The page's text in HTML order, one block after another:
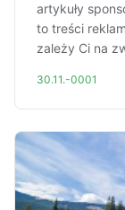
artykuły
to treści
zależy Ci na
30.11.-0001